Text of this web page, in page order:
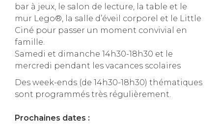
bar à jeux, le salon de lecture, la table et le
mur Lego®, la salle d’éveil corporel et le Little
Ciné pour passer un moment convivial en
famille.
Samedi et dimanche 14h30-18h30 et le
mercredi pendant les vacances scolaires
Des week-ends (de 14h30-18h30) thématiques
sont programmés très régulièrement.
Prochaines dates :